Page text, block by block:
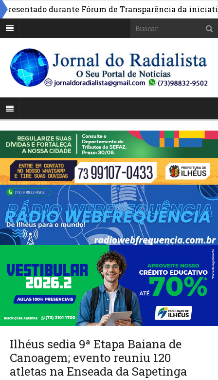
durante Fórum de Transparência da iniciativa
Ilhéus sedia 9ª Etapa Baiana de
Canoagem; evento reuniu 120
atletas na Enseada da Sapetinga